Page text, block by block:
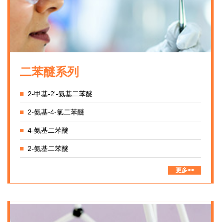
二苯醚系列
■ 2-甲基-2'-氨基二苯醚
■ 2-氨基-4-氯二苯醚
■4-氨基二苯醚
■ 2-氨基二苯醚
更多>>